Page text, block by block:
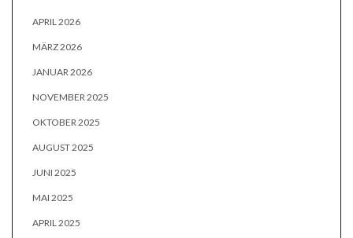
APRIL 2026
MÄRZ 2026
JANUAR 2026
NOVEMBER 2025
OKTOBER 2025
AUGUST 2025
JUNI 2025
MAI 2025
APRIL 2025